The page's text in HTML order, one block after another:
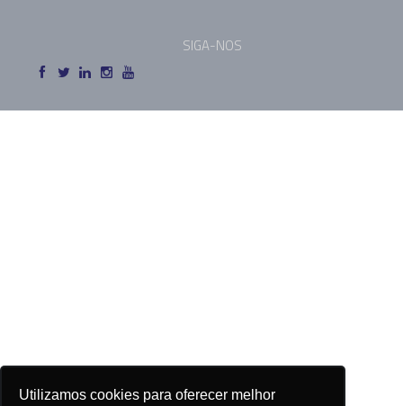
Utilizamos cookies para oferecer melhor
SIGA-NOS